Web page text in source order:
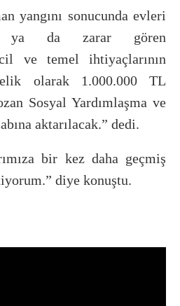
yangını sonucunda evleri
ya da zarar gören
ve temel ihtiyaçlarının
olarak 1.000.000 TL
Sosyal Yardımlaşma ve
aktarılacak.” dedi.
bir kez daha geçmiş
diye konuştu.